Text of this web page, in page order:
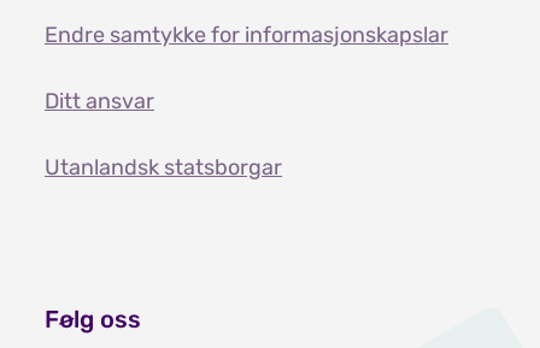
Endre samtykke for informasjonskapslar
Ditt ansvar
Utanlandsk statsborgar
Følg oss